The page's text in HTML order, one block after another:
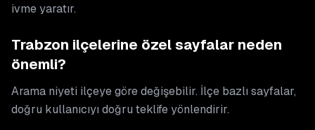
ivme yaratır.
Trabzon ilçelerine özel sayfalar neden
önemli?
Arama niyeti ilçeye göre değişebilir. İlçe bazlı sayfalar,
doğru kullanıcıyı doğru teklife yönlendirir.